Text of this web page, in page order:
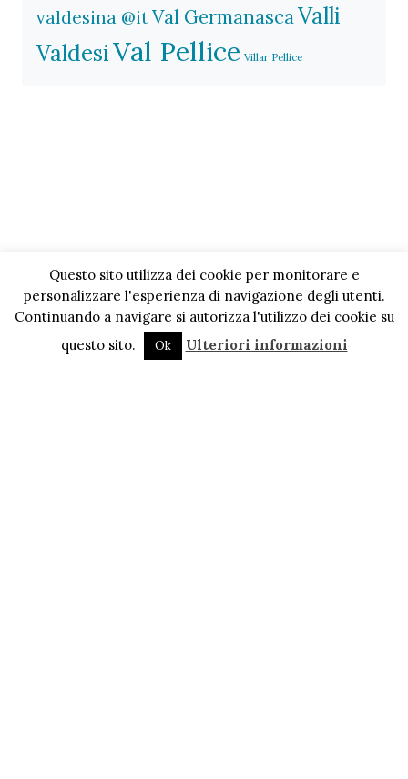
valdesina @itVal GermanascaValli
ValdesiVal Pellice Villar Pellice
Questo sito utilizza dei cookie per monitorare e
personalizzare l'esperienza di navigazione degli utenti.
Continuando a navigare si autorizza l'utilizzo dei cookie su
questo sito.
Ok Ulteriori informazioni